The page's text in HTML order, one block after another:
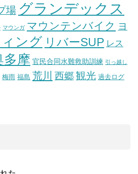
場 グランデックス
マウンガ マウンテンバイク ヨ
ング リバーSUP レス
多摩 官民合同水難救助訓練 引っ越し
梅雨 福島 荒川 西郷観光 過去ログ